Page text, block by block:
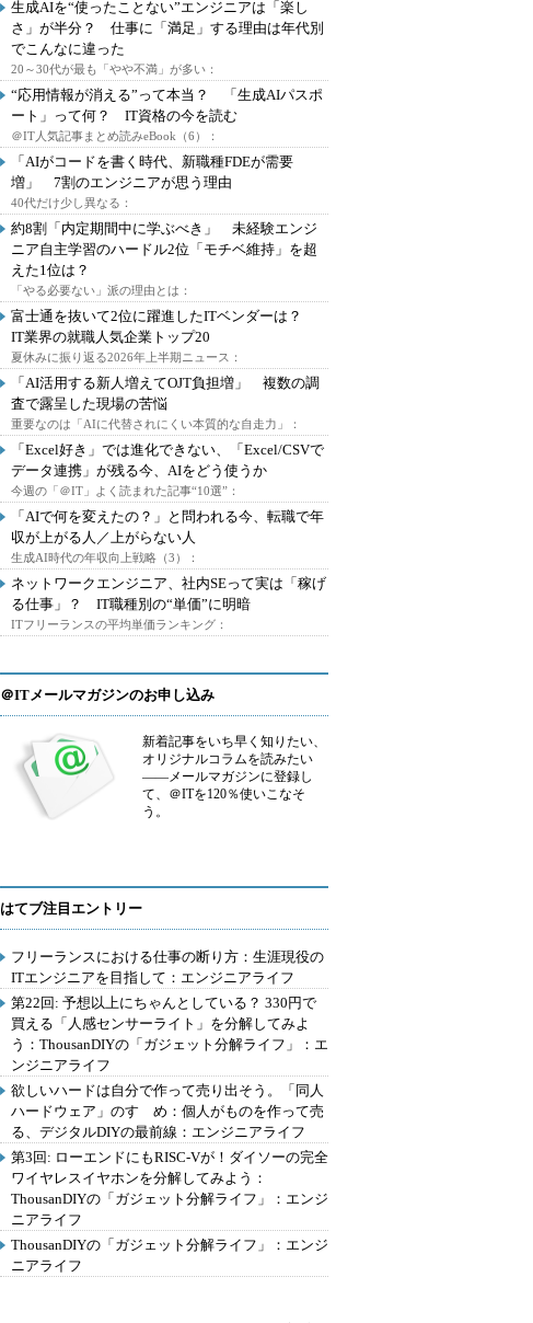
生成AIを“使ったことない”エンジニアは「楽し
さ」が半分？ 仕事に「満足」する理由は年代別
でこんなに違った
20～30代が最も「やや不満」が多い：
“応用情報が消える”って本当？ 「生成AIパスポ
ート」って何？ IT資格の今を読む
＠IT人気記事まとめ読みeBook（6）：
「AIがコードを書く時代、新職種FDEが需要
増」 7割のエンジニアが思う理由
40代だけ少し異なる：
約8割「内定期間中に学ぶべき」 未経験エンジ
ニア自主学習のハードル2位「モチベ維持」を超
えた1位は？
「やる必要ない」派の理由とは：
富士通を抜いて2位に躍進したITベンダーは？
IT業界の就職人気企業トップ20
夏休みに振り返る2026年上半期ニュース：
「AI活用する新人増えてOJT負担増」 複数の調
査で露呈した現場の苦悩
重要なのは「AIに代替されにくい本質的な自走力」：
「Excel好き」では進化できない、「Excel/CSVで
データ連携」が残る今、AIをどう使うか
今週の「＠IT」よく読まれた記事“10選”：
「AIで何を変えたの？」と問われる今、転職で年
収が上がる人／上がらない人
生成AI時代の年収向上戦略（3）：
ネットワークエンジニア、社内SEって実は「稼げ
る仕事」？ IT職種別の“単価”に明暗
ITフリーランスの平均単価ランキング：
＠ITメールマガジンのお申し込み
新着記事をいち早く知りたい、
オリジナルコラムを読みたい
――メールマガジンに登録し
て、＠ITを120％使いこなそ
う。
はてブ注目エントリー
フリーランスにおける仕事の断り方：生涯現役の
ITエンジニアを目指して：エンジニアライフ
第22回: 予想以上にちゃんとしている？ 330円で
買える「人感センサーライト」を分解してみよ
う：ThousanDIYの「ガジェット分解ライフ」：エ
ンジニアライフ
欲しいハードは自分で作って売り出そう。「同人
ハードウェア」のすゝめ：個人がものを作って売
る、デジタルDIYの最前線：エンジニアライフ
第3回: ローエンドにもRISC-Vが！ダイソーの完全
ワイヤレスイヤホンを分解してみよう：
ThousanDIYの「ガジェット分解ライフ」：エンジ
ニアライフ
ThousanDIYの「ガジェット分解ライフ」：エンジ
ニアライフ